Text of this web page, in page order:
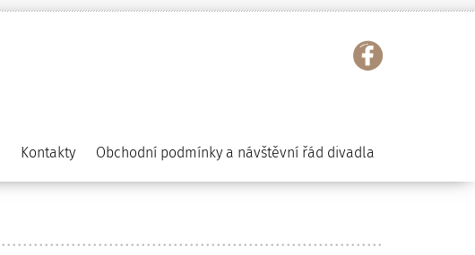
Kontakty Obchodní podmínky a návštěvní řád divadla